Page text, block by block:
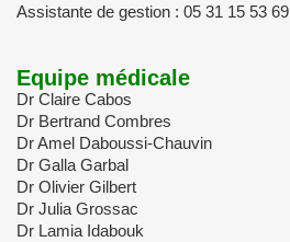
Assistante de gestion : 05 31 15 53 69
Equipe médicale
Dr Claire Cabos
Dr Bertrand Combres
Dr Amel Daboussi-Chauvin
Dr Galla Garbal
Dr Olivier Gilbert
Dr Julia Grossac
Dr Lamia Idabouk